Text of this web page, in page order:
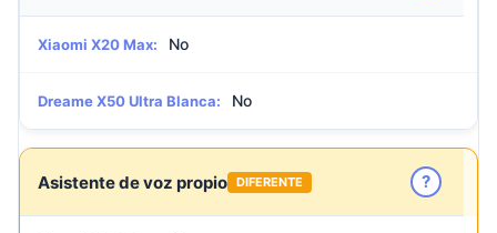
Xiaomi X20 Max: No
Dreame X50 Ultra Blanca: No
Asistente de voz propio DIFERENTE ?